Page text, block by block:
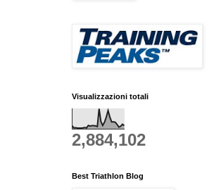
Visualizzazioni totali
2,884,102
Best Triathlon Blog